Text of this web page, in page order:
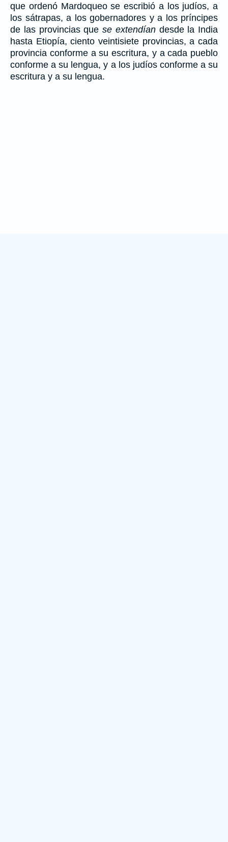
que ordenó Mardoqueo se escribió a los judíos, a
los sátrapas, a los gobernadores y a los príncipes
de las provincias que se extendíandesde la India
hasta Etiopía, ciento veintisiete provincias, a cada
provincia conforme a su escritura, y a cada pueblo
conforme a su lengua, y a los judíos conforme a su
escritura y a su lengua.